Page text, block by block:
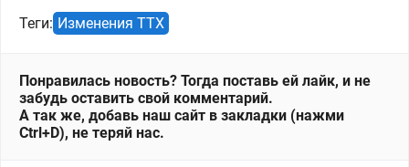
Теги: Изменения ТТХ
Понравилась новость? Тогда поставь ей лайк, и не
забудь оставить свой комментарий.
А так же, добавь наш сайт в закладки (нажми
Ctrl+D), не теряй нас.